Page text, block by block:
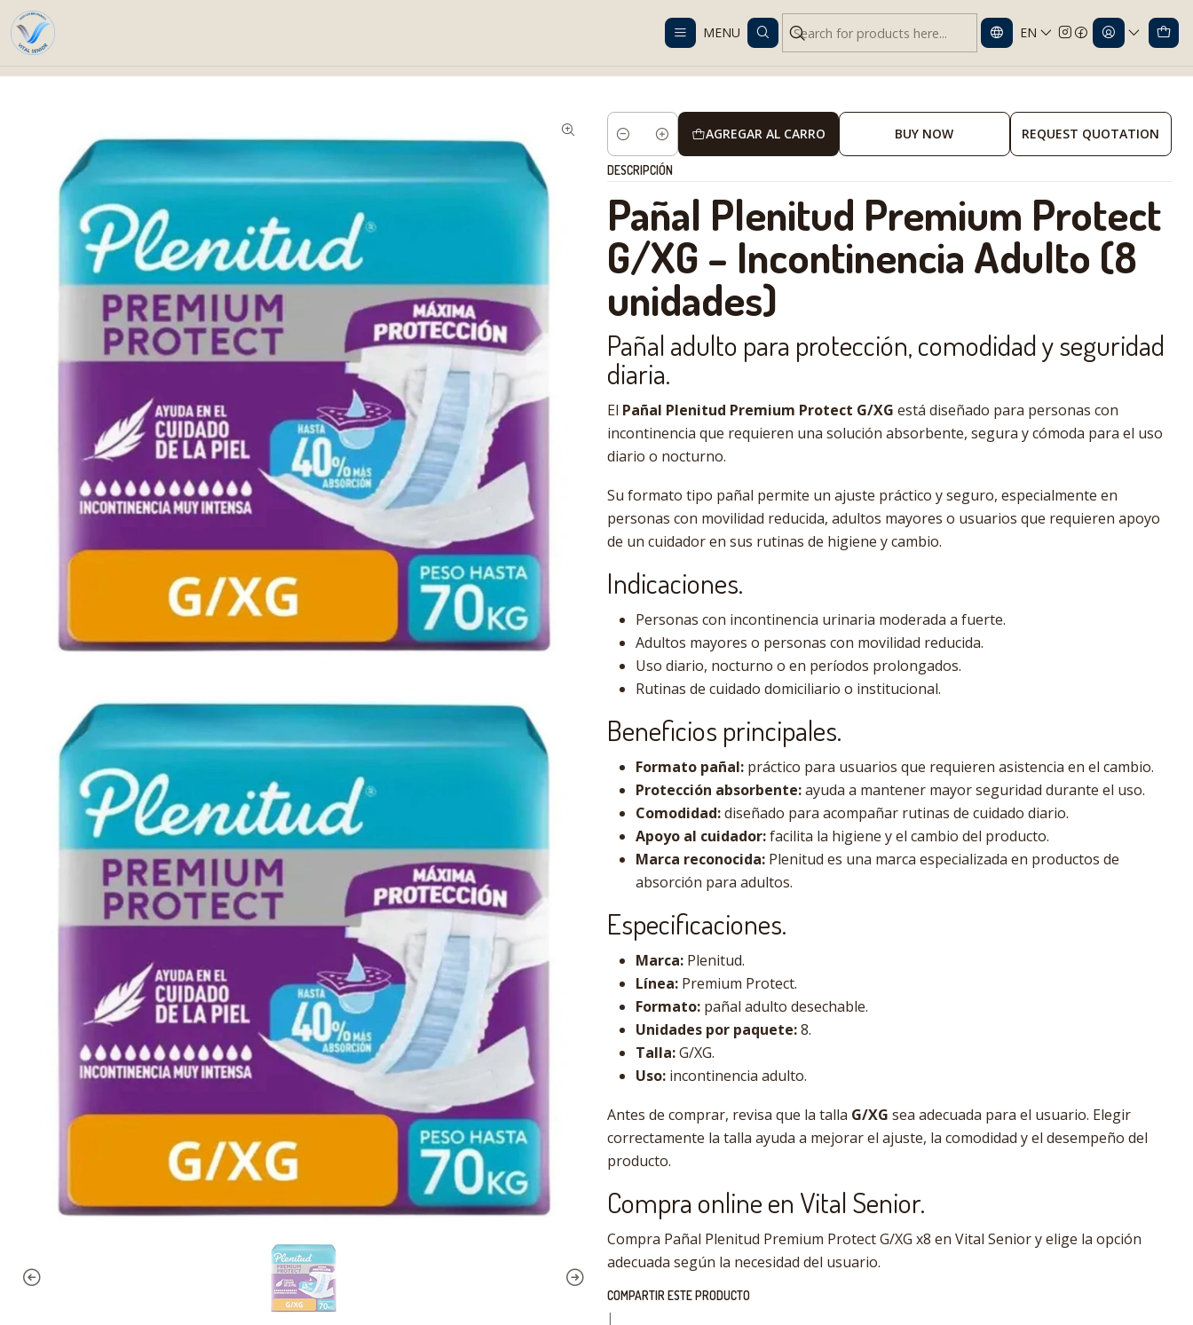
MENU EN
Despacho gratis en RM desde $100.000. Revisa las condiciones.
Pañal Plenitud Premium Protect G/XG x8
Cantidad
AGREGAR AL CARRO BUY NOW REQUEST QUOTATION
DESCRIPCIÓN
Pañal Plenitud Premium Protect
G/XG – Incontinencia Adulto (8
unidades)
Pañal adulto para protección, comodidad y seguridad
diaria.
El Pañal Plenitud Premium Protect G/XG está diseñado para personas con
incontinencia que requieren una solución absorbente, segura y cómoda para el uso
diario o nocturno.
Su formato tipo pañal permite un ajuste práctico y seguro, especialmente en
personas con movilidad reducida, adultos mayores o usuarios que requieren apoyo
de un cuidador en sus rutinas de higiene y cambio.
Indicaciones.
Personas con incontinencia urinaria moderada a fuerte.
Adultos mayores o personas con movilidad reducida.
Uso diario, nocturno o en períodos prolongados.
Rutinas de cuidado domiciliario o institucional.
Beneficios principales.
Formato pañal: práctico para usuarios que requieren asistencia en el cambio.
Protección absorbente:ayuda a mantener mayor seguridad durante el uso.
Comodidad:diseñado para acompañar rutinas de cuidado diario.
Apoyo al cuidador:facilita la higiene y el cambio del producto.
Marca reconocida: Plenitud es una marca especializada en productos de
absorción para adultos.
Especificaciones.
Marca: Plenitud.
Línea: Premium Protect.
Formato: pañal adulto desechable.
Unidades por paquete:8.
Talla:G/XG.
Uso: incontinencia adulto.
Antes de comprar, revisa que la talla G/XG sea adecuada para el usuario. Elegir
correctamente la talla ayuda a mejorar el ajuste, la comodidad y el desempeño del
producto.
Compra online en Vital Senior.
Compra Pañal Plenitud Premium Protect G/XG x8 en Vital Senior y elige la opción
adecuada según la necesidad del usuario.
COMPARTIR ESTE PRODUCTO
|